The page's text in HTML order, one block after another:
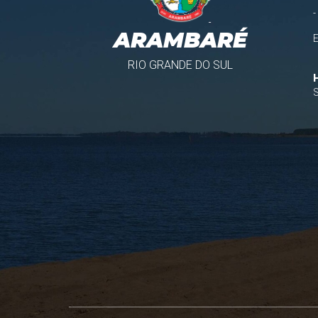
ARAMBARÉ
RIO GRANDE DO SUL